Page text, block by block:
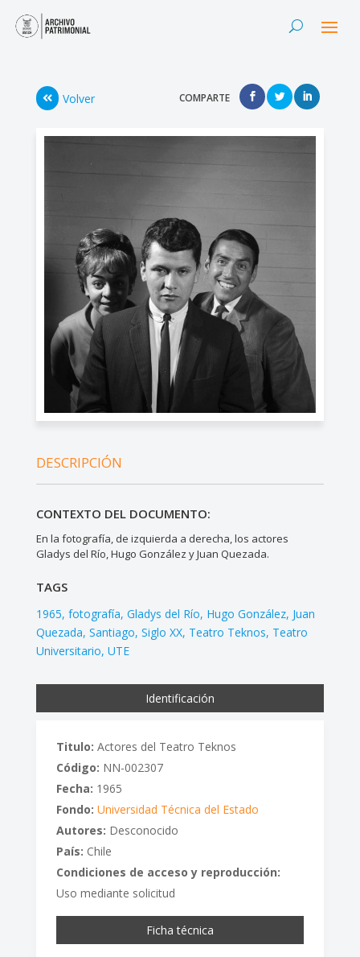
Volver COMPARTE
DESCRIPCIÓN
CONTEXTO DEL DOCUMENTO:
En la fotografía, de izquierda a derecha, los actores
Gladys del Río, Hugo González y Juan Quezada.
TAGS
1965 fotografía Gladys del Río Hugo González Juan
Quezada Santiago Siglo XX Teatro Teknos Teatro
Universitario UTE
Identificación
Titulo: Actores del Teatro Teknos
Código: NN-002307
Fecha: 1965
Fondo: Universidad Técnica del Estado
Autores: Desconocido
País: Chile
Condiciones de acceso y reproducción:
Uso mediante solicitud
Ficha técnica